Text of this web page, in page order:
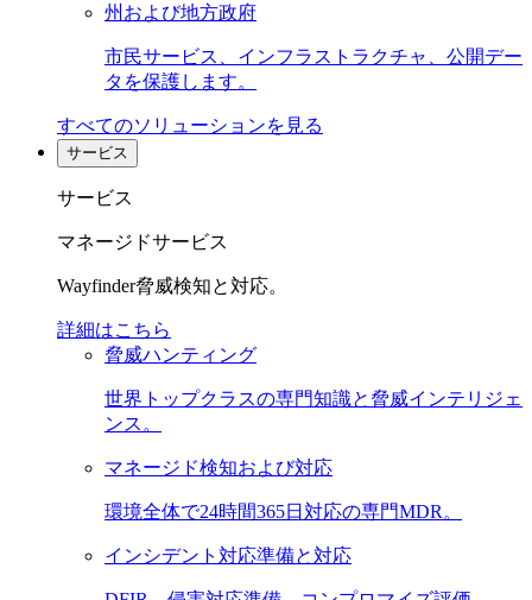
州および地方政府
市民サービス、インフラストラクチャ、公開デー
タを保護します。
すべてのソリューションを見る
サービス
サービス
マネージドサービス
Wayfinder脅威検知と対応。
詳細はこちら
脅威ハンティング
世界トップクラスの専門知識と脅威インテリジェ
ンス。
マネージド検知および対応
環境全体で24時間365日対応の専門MDR。
インシデント対応準備と対応